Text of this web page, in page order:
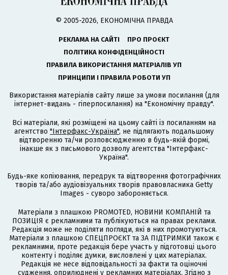
© 2005-2026, ЕКОНОМІЧНА ПРАВДА
РЕКЛАМА НА САЙТІ
ПРО ПРОЄКТ
ПОЛІТИКА КОНФІДЕНЦІЙНОСТІ
ПРАВИЛА ВИКОРИСТАННЯ МАТЕРІАЛІВ УП
ПРИНЦИПИ І ПРАВИЛА РОБОТИ УП
Використання матеріалів сайту лише за умови посилання (для
інтернет-видань - гіперпосилання) на "Економічну правду".
Всі матеріали, які розміщені на цьому сайті із посиланням на
агентство "Інтерфакс-Україна", не підлягають подальшому
відтворенню та/чи розповсюдженню в будь-якій формі,
інакше як з письмового дозволу агентства "Інтерфакс-
Україна".
Будь-яке копіювання, передрук та відтворення фотографічних
творів та/або аудіовізуальних творів правовласника Getty
Images - суворо забороняється.
Матеріали з плашкою PROMOTED, НОВИНИ КОМПАНІЙ та
ПОЗИЦІЯ є рекламними та публікуються на правах реклами.
Редакція може не поділяти погляди, які в них промотуються.
Матеріали з плашкою СПЕЦПРОЄКТ та ЗА ПІДТРИМКИ також є
рекламними, проте редакція бере участь у підготовці цього
контенту і поділяє думки, висловлені у цих матеріалах.
Редакція не несе відповідальності за факти та оціночні
судження, оприлюднені у рекламних матеріалах. Згідно з